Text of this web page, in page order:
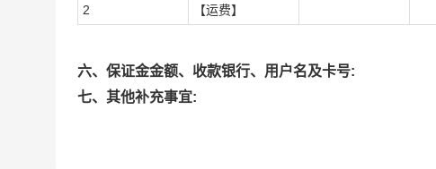
2 【运费】
六、保证金金额、收款银行、用户名及卡号:
七、其他补充事宜: